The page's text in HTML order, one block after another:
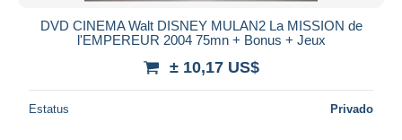
DVD CINEMA Walt DISNEY MULAN2 La MISSION de
l'EMPEREUR 2004 75mn + Bonus + Jeux
± 10,17 US$
Estatus Privado